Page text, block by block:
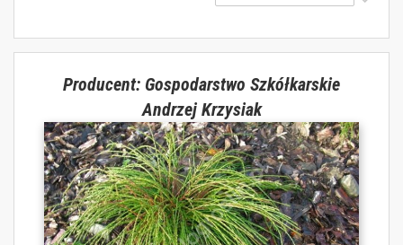
Producent: Gospodarstwo Szkółkarskie
Andrzej Krzysiak